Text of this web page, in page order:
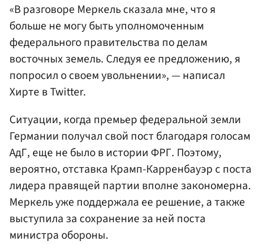
«В разговоре Меркель сказала мне, что я
больше не могу быть уполномоченным
федерального правительства по делам
восточных земель. Следуя ее предложению, я
попросил о своем увольнении», — написал
Хирте в Twitter.
Ситуации, когда премьер федеральной земли
Германии получал свой пост благодаря голосам
АдГ, еще не было в истории ФРГ. Поэтому,
вероятно, отставка Крамп-Карренбауэр с поста
лидера правящей партии вполне закономерна.
Меркель уже поддержала ее решение, а также
выступила за сохранение за ней поста
министра обороны.